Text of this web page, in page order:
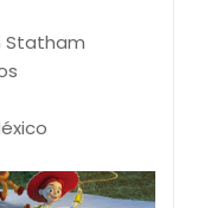
Statham